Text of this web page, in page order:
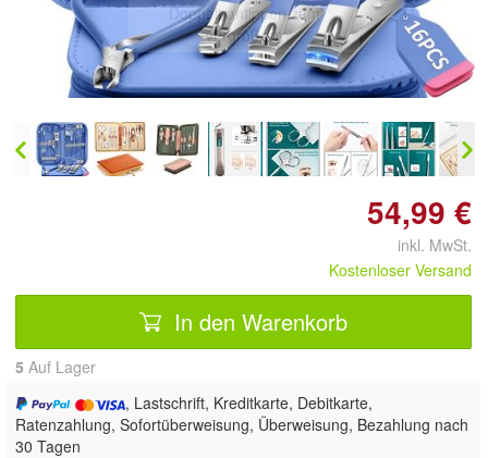
Doppelt antippen zum
vergrößern
54,99 €
inkl. MwSt.
Kostenloser Versand
In den Warenkorb
5 Auf Lager
, Lastschrift, Kreditkarte, Debitkarte,
Ratenzahlung, Sofortüberweisung, Überweisung, Bezahlung nach
30 Tagen